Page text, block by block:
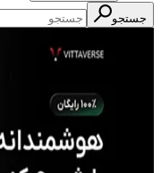
جستجو